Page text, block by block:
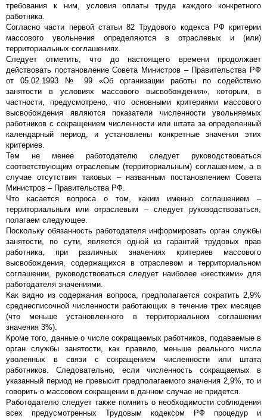
требования к ним, условия оплаты труда каждого конкретного
работника.
Согласно части первой статьи 82 Трудового кодекса РФ критерии
массового увольнения определяются в отраслевых и (или)
территориальных соглашениях.
Следует отметить, что до настоящего времени продолжает
действовать постановление Совета Министров – Правительства РФ
от 05.02.1993 № 99 «Об организации работы по содействию
занятости в условиях массового высвобождения», которым, в
частности, предусмотрено, что основными критериями массового
высвобождения являются показатели численности увольняемых
работников с сокращением численности или штата за определенный
календарный период, и установлены конкретные значения этих
критериев.
Тем не менее работодателю следует руководствоваться
соответствующим отраслевым (территориальным) соглашением, а в
случае отсутствия таковых – названным постановлением Совета
Министров – Правительства РФ.
Что касается вопроса о том, каким именно соглашением –
территориальным или отраслевым – следует руководствоваться,
полагаем следующее.
Поскольку обязанность работодателя информировать орган службы
занятости, по сути, является одной из гарантий трудовых прав
работника, при различных значениях критериев массового
высвобождения, содержащихся в отраслевом и территориальном
соглашении, руководствоваться следует наиболее «жесткими» для
работодателя значениями.
Как видно из содержания вопроса, предполагается сократить 2,9%
среднесписочной численности работающих в течение трех месяцев
(что меньше установленного в территориальном соглашении
значения 3%).
Кроме того, данные о числе сокращаемых работников, подаваемые в
орган службы занятости, как правило, меньше реального числа
уволенных в связи с сокращением численности или штата
работников. Следовательно, если численность сокращаемых в
указанный период не превысит предполагаемого значения 2,9%, то и
говорить о массовом сокращении в данном случае не придется.
Работодателю следует также помнить о необходимости соблюдения
всех предусмотренных Трудовым кодексом РФ процедур и